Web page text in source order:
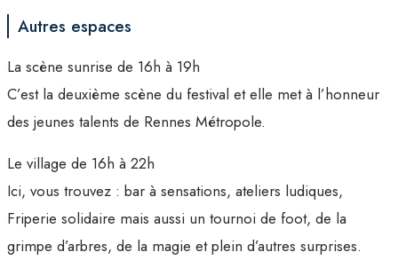
Autres espaces
La scène sunrise de 16h à 19h
C’est la deuxième scène du festival et elle met à l’honneur
des jeunes talents de Rennes Métropole.
Le village de 16h à 22h
Ici, vous trouvez : bar à sensations, ateliers ludiques,
Friperie solidaire mais aussi un tournoi de foot, de la
grimpe d’arbres, de la magie et plein d’autres surprises.